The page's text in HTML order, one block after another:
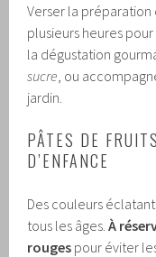
Verser la
plusieurs heures
la dégustation
sucre , ou
jardin.
PÂTES DE
D’ENFANCE
Des couleurs
tous les âges.À
rouges pour éviter